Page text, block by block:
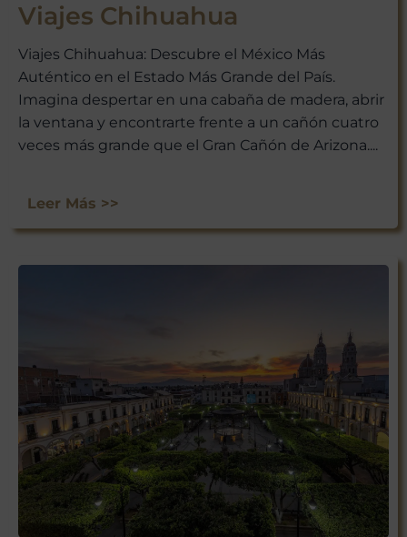
Viajes Chihuahua
Viajes Chihuahua: Descubre el México Más
Auténtico en el Estado Más Grande del País.
Imagina despertar en una cabaña de madera, abrir
la ventana y encontrarte frente a un cañón cuatro
veces más grande que el Gran Cañón de Arizona....
Leer Más >>